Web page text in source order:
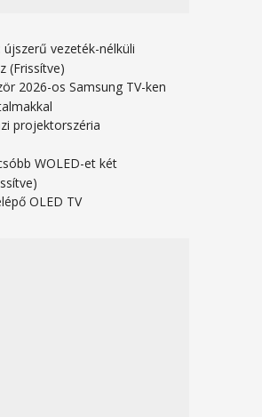
újszerű vezeték-nélküli
(Frissítve)
2026-os Samsung TV-ken
projektorszéria
WOLED-et két
OLED TV